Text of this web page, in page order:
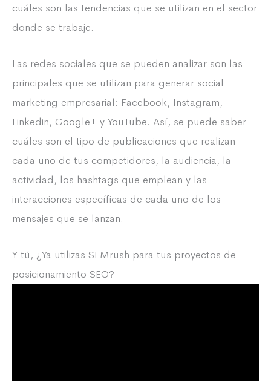
cuáles son las tendencias que se utilizan en el sector
donde se trabaje.
Las redes sociales que se pueden analizar son las
principales que se utilizan para generar social
marketing empresarial: Facebook, Instagram,
Linkedin, Google+ y YouTube. Así, se puede saber
cuáles son el tipo de publicaciones que realizan
cada uno de tus competidores, la audiencia, la
actividad, los hashtags que emplean y las
interacciones específicas de cada uno de los
mensajes que se lanzan.
Y tú, ¿Ya utilizas SEMrush para tus proyectos de
posicionamiento SEO?